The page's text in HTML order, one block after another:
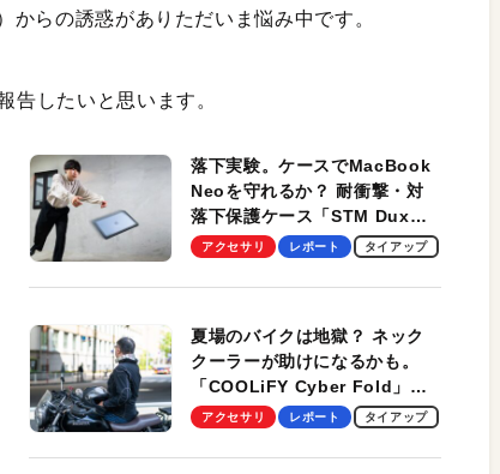
らの誘惑がありただいま悩み中です。
告したいと思います。
落下実験。ケースでMacBook
Neoを守れるか？ 耐衝撃・対
落下保護ケース「STM Dux
Ultra」を検証。学生、ビジネ
適！
アクセサリ レポート タイアップ
夏場のバイクは地獄？ ネック
クーラーが助けになるかも。
「COOLiFY Cyber Fold」レ
ビュー。冷却の速さ、密着する
性がグッド！
アクセサリ レポート タイアップ